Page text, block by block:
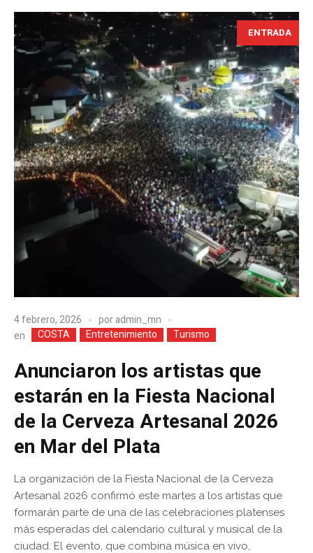
ENTRADA
4 febrero, 2026 poradmin_mn
en
COSTA Entretenimiento Turismo
Anunciaron los artistas que
estarán en la Fiesta Nacional
de la Cerveza Artesanal 2026
en Mar del Plata
La organización de la Fiesta Nacional de la Cerveza
Artesanal 2026 confirmó este martes a los artistas que
formarán parte de una de las celebraciones platenses
más esperadas del calendario cultural y musical de la
ciudad. El evento, que combina música en vivo,